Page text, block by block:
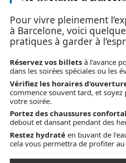
Pour vivre pleinement
à Barcelone, voici
pratiques à garder à
Réservez vos billets à l’avance
dans les soirées spéciales ou les
Vérifiez les horaires
commence souvent tard, et
votre soirée.
Portez des chaussures
debout et dansant pendant des
Restez hydraté en buvant de
cela vous permettra de profiter